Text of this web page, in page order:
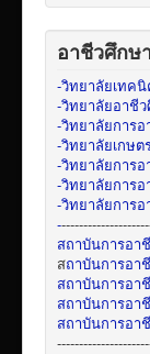
อาชีวศึกษ
-วิทยาลัยเทค
-วิทยาลัยอาชี
-วิทยาลัยการ
-วิทยาลัยเกษ
-วิทยาลัยการ
-วิทยาลัยการ
-วิทยาลัยการ
-
สถาบันการอา
สถาบันการอา
สถาบันการอา
สถาบันการอา
สถาบันการอา